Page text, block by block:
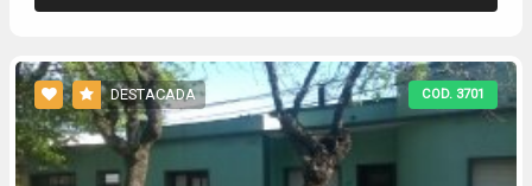
DESTACADA COD. 3701